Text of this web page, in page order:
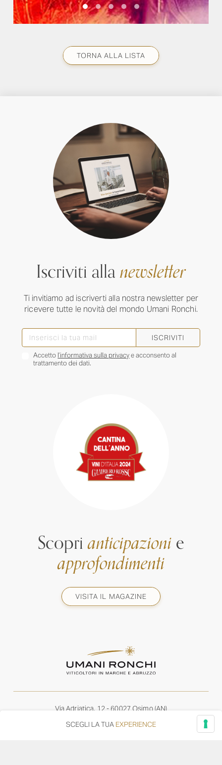
TORNA ALLA LISTA
Iscriviti allanewsletter
Ti invitiamo ad iscriverti alla nostra newsletter per
ricevere tutte le novità del mondo Umani Ronchi.
ISCRIVITI
Accetto l’informativa sulla privacye acconsento al
trattamento dei dati.
Scoprianticipazionie
approfondimenti
VISITA IL MAGAZINE
Via Adriatica, 12 - 60027 Osimo (AN)
wine@umanironchi.it
SCEGLI LA TUA EXPERIENCE